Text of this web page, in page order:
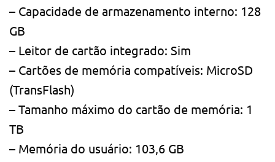
– Capacidade de armazenamento interno: 128
GB
– Leitor de cartão integrado: Sim
– Cartões de memória compatíveis: MicroSD
(TransFlash)
– Tamanho máximo do cartão de memória: 1
TB
– Memória do usuário: 103,6 GB